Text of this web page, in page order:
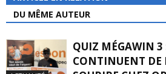
DU MÊME AUTEUR
QUIZ MÉGAWIN 3
CONTINUENT DE